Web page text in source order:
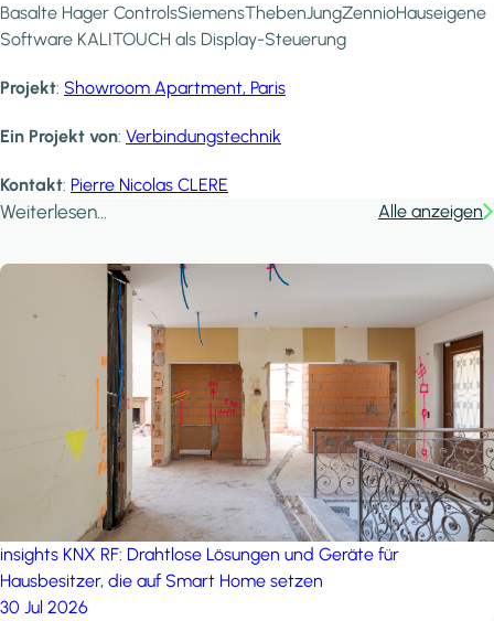
Basalte Hager ControlsSiemensThebenJungZennioHauseigene
Software KALITOUCH als Display-Steuerung
Projekt: Showroom Apartment, Paris
Ein Projekt von: Verbindungstechnik
Kontakt: Pierre Nicolas CLERE
Weiterlesen... Alle anzeigen
insights KNX RF: Drahtlose Lösungen und Geräte für
Hausbesitzer, die auf Smart Home setzen
30 Jul 2026